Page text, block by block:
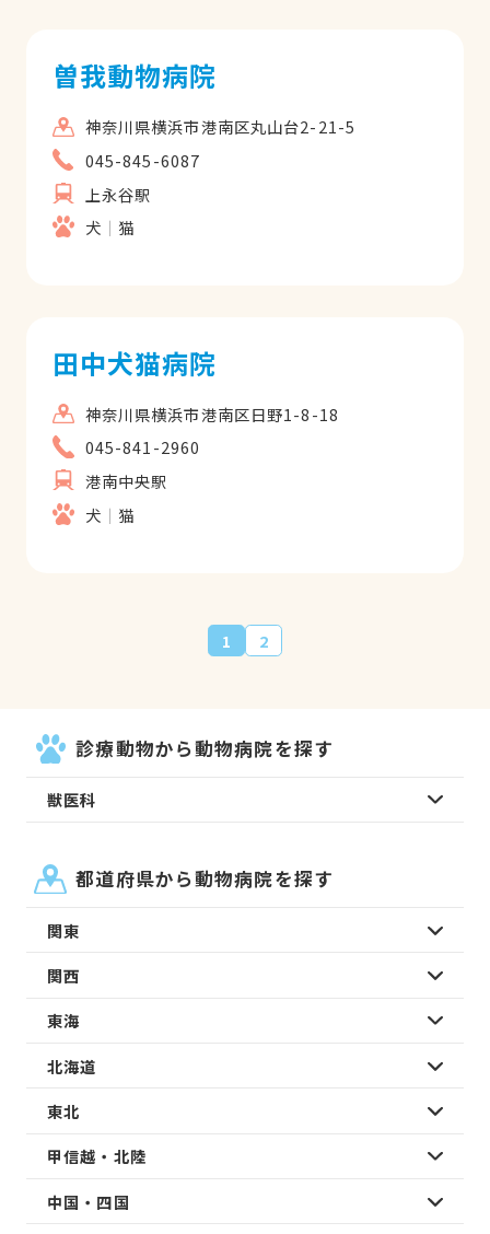
曽我動物病院
神奈川県横浜市港南区丸山台2-21-5
045-845-6087
上永谷駅
犬
猫
田中犬猫病院
神奈川県横浜市港南区日野1-8-18
045-841-2960
港南中央駅
犬
猫
1 2
診療動物から動物病院を探す
獣医科
都道府県から動物病院を探す
関東
関西
東海
北海道
東北
甲信越・北陸
中国・四国